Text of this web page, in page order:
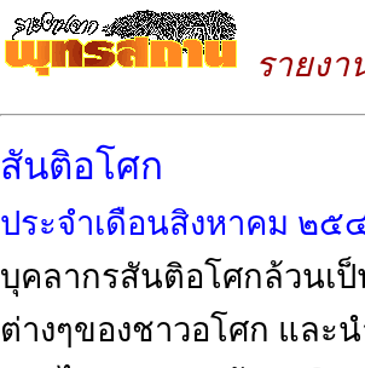
รายง
สันติอโศก
ประจำเดือนสิงหาคม ๒๕
บุคลากรสันติอโศกล้วนเ
ต่างๆของชาวอโศก และ